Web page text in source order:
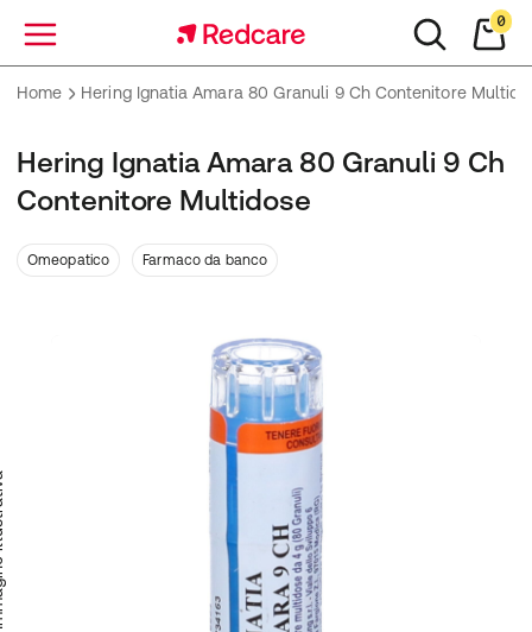
Menu
0
Home Hering Ignatia Amara 80 Granuli 9 Ch Contenitore
Hering Ignatia Amara 80 Granuli 9 Ch
Contenitore Multidose
Omeopatico Farmaco da banco